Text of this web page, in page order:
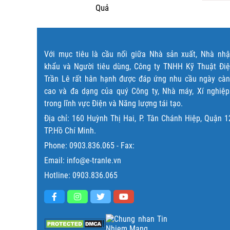
Quả
Với mục tiêu là cầu nối giữa Nhà sản xuất, Nhà
khẩu và Người tiêu dùng, Công ty TNHH Kỹ Thuật
Trần Lê rất hân hạnh được đáp ứng nhu cầu ngày
cao và đa dạng của quý Công ty, Nhà máy, Xí
trong lĩnh vực Điện và Năng lượng tái tạo.
Địa chỉ: 160 Huỳnh Thị Hai, P. Tân Chánh Hiệp, Quận
TP.Hồ Chí Minh.
Phone: 0903.836.065 - Fax:
Email: info@e-tranle.vn
Hotline: 0903.836.065